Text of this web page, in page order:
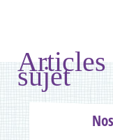
Articles
sujet